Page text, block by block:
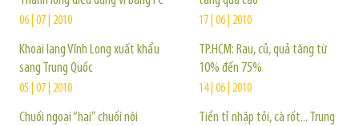
06 | 07 | 2010
Khoai lang Vĩnh Long xuất khẩu
sang Trung Quốc
05 | 07 | 2010
Chuối ngoại “hại” chuối nội
17 | 06 | 2010
TP.HCM: Rau, củ, quả tăng từ
10% đến 75%
14 | 06 | 2010
Tiền tỉ nhập tỏi, cà rốt... Trung